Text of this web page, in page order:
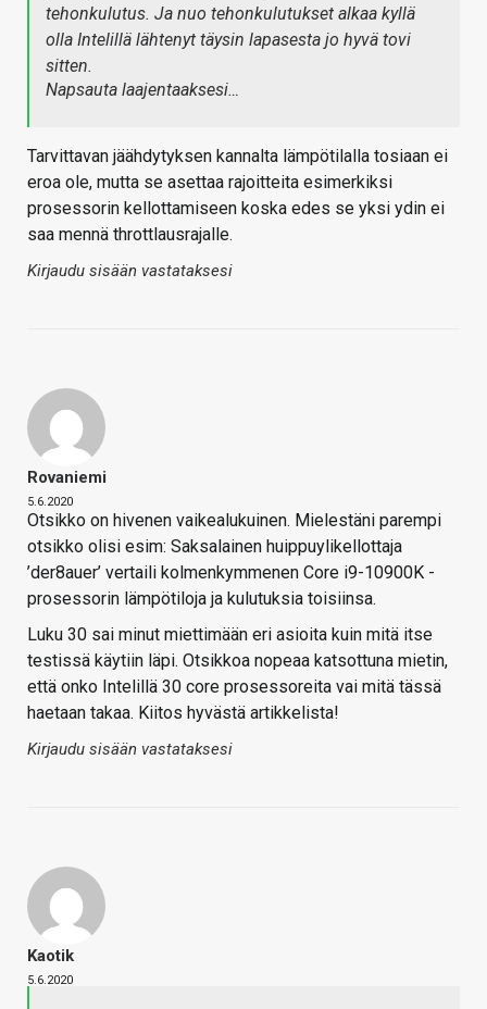
tehonkulutus. Ja nuo tehonkulutukset alkaa kyllä
olla Intelillä lähtenyt täysin lapasesta jo hyvä tovi
sitten.
Napsauta laajentaaksesi…
Tarvittavan jäähdytyksen kannalta lämpötilalla tosiaan ei
eroa ole, mutta se asettaa rajoitteita esimerkiksi
prosessorin kellottamiseen koska edes se yksi ydin ei
saa mennä throttlausrajalle.
Kirjaudu sisään vastataksesi
Rovaniemi
5.6.2020
Otsikko on hivenen vaikealukuinen. Mielestäni parempi
otsikko olisi esim: Saksalainen huippuylikellottaja
’der8auer’ vertaili kolmenkymmenen Core i9-10900K -
prosessorin lämpötiloja ja kulutuksia toisiinsa.
Luku 30 sai minut miettimään eri asioita kuin mitä itse
testissä käytiin läpi. Otsikkoa nopeaa katsottuna mietin,
että onko Intelillä 30 core prosessoreita vai mitä tässä
haetaan takaa. Kiitos hyvästä artikkelista!
Kirjaudu sisään vastataksesi
Kaotik
5.6.2020